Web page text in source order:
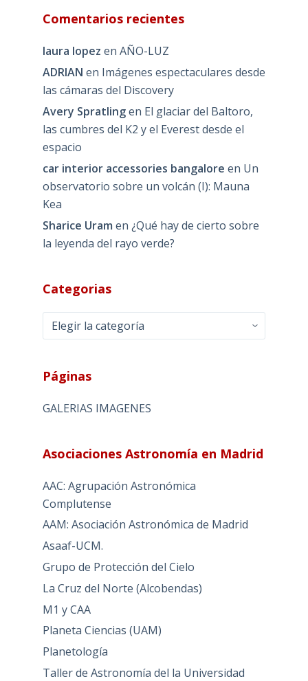
Comentarios recientes
laura lopez en AÑO-LUZ
ADRIAN en Imágenes espectaculares desde
las cámaras del Discovery
Avery Spratlingen El glaciar del Baltoro,
las cumbres del K2 y el Everest desde el
espacio
car interior accessories bangalore en Un
observatorio sobre un volcán (I): Mauna
Kea
Sharice Uram en ¿Qué hay de cierto sobre
la leyenda del rayo verde?
Categorias
Categorias
Páginas
GALERIAS IMAGENES
Asociaciones Astronomía en Madrid
AAC: Agrupación Astronómica
Complutense
AAM: Asociación Astronómica de Madrid
Asaaf-UCM.
Grupo de Protección del Cielo
La Cruz del Norte (Alcobendas)
M1 y CAA
Planeta Ciencias (UAM)
Planetología
Taller de Astronomía del la Universidad